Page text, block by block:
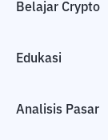
Belajar Crypto
Edukasi
Analisis Pasar